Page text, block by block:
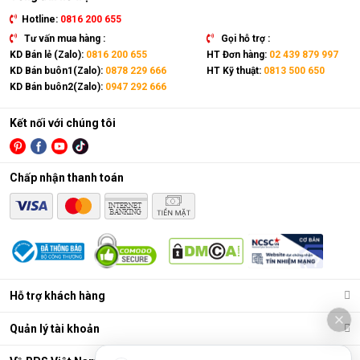
Năm 1995, Kaadas cho ra mắt dòng khóa điện tử đầu tiên,
năm phát triển, Kaadas đã mở rộng phạm vi hoạt động của
mình trên 67 quốc gia và phục vị hơn 6 triệu gia đình trên toàn
Hiện nay, Kaadas sở hữu 3 trung tâm nghiên cứu và phát triển
(R&D) đặt tại Đức, Hàn Quốc và Trung Quốc. Với đội ngũ hơn
50 chuyên gia hàng đầu trong lĩnh vực khóa cửa kỹ thuật số,
Kaadas không ngừng đổi mới và dẫn đầu thị trường trong việc
Hotline: 0816 200 655
Tư vấn mua hàng :
KD Bán lẻ (Zalo): 0816 200 655
KD Bán buôn1(Zalo): 0878 229 666
KD Bán buôn2(Zalo): 0947 292 666
Gọi hỗ trợ :
HT Đơn hàng: 02 439 879 997
HT Kỹ thuật: 0813 500 650
Hỗ trợ khách hàng
Quản lý tài khoản
Kết nối với chúng tôi
Chấp nhận thanh toán